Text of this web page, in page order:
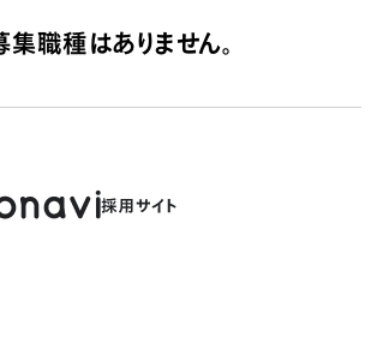
職種はありません。